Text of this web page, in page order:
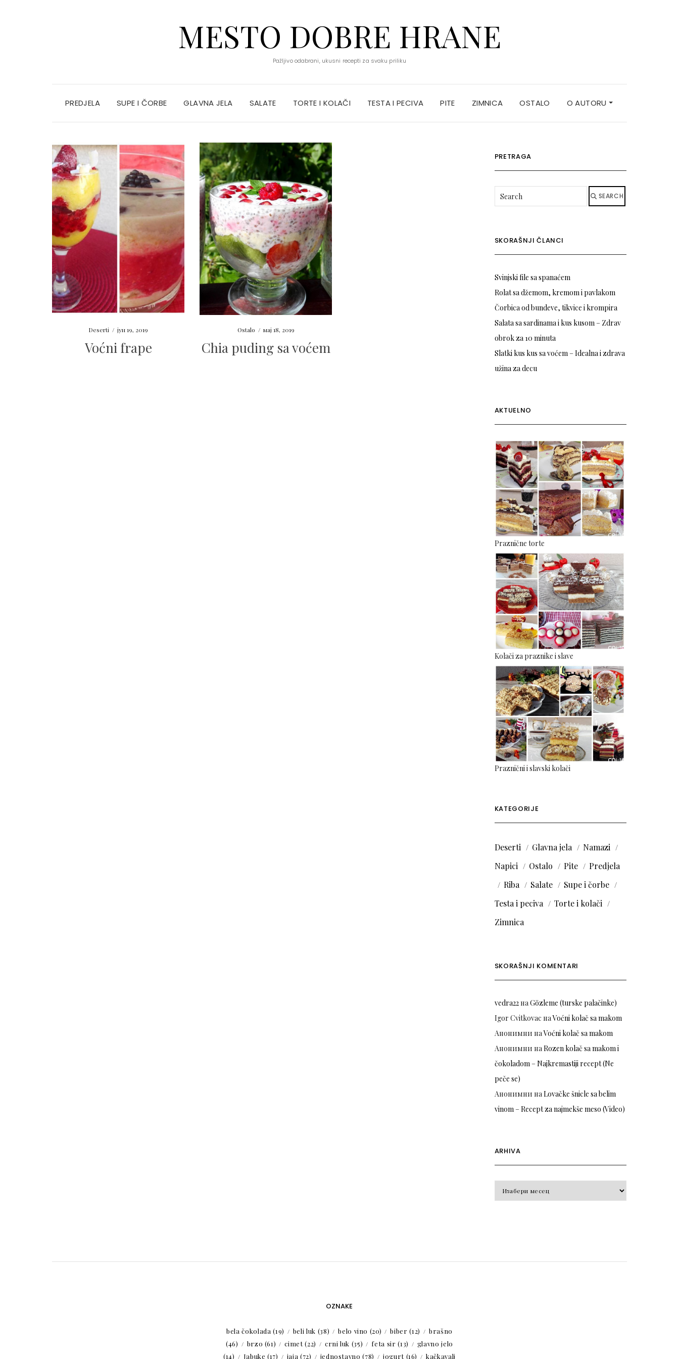
MESTO DOBRE HRANE
Pažljivo odabrani, ukusni recepti za svaku priliku
PREDJELA SUPE I ČORBE GLAVNA JELA SALATE TORTE I KOLAČI TESTA I PECIVA PITE ZIMNICA OSTALO O AUTORU
Deserti / јун 19, 2019
Voćni frape
Ostalo / мај 18, 2019
Chia puding sa voćem
PRETRAGA
SEARCH
SKORAŠNJI ČLANCI
Svinjski file sa spanaćem
Rolat sa džemom, kremom i pavlakom
Čorbica od bundeve, tikvice i krompira
Salata sa sardinama i kus kusom – Zdrav
obrok za 10 minuta
Slatki kus kus sa voćem – Idealna i zdrava
užina za decu
AKTUELNO
Praznične torte
Kolači za praznike i slave
Praznični i slavski kolači
KATEGORIJE
Deserti Glavna jela
Namazi
Napici
Ostalo Pite
Predjela
Riba
Salate
Supe i čorbe
Testa i peciva
Torte i kolači
Zimnica
SKORAŠNJI KOMENTARI
vedra22наGözleme (turske palačinke)
Igor Cvitkovac наVoćni kolač sa makom
Анонимни наVoćni kolač sa makom
Анонимни наRozen kolač sa makom i
čokoladom – Najkremastiji recept (Ne
peče se)
Анонимни наLovačke šnicle sa belim
vinom – Recept za najmekše meso (Video)
ARHIVA
OZNAKE
bela čokolada (19) beli luk (38) belo vino (20) biber (12)
brašno
(46)
brzo (61) cimet(22) crni luk (35) feta sir (13)
glavno jelo
(14)
Jabuke (17) jaja (72) jednostavno (78) jogurt(16) kačkavalj